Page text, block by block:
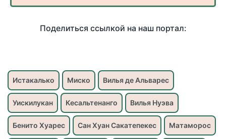
Поделиться ссылкой на наш портал:
Истакалько Миско Вилья де Альварес
Уискилукан Кесальтенанго Вилья Нуэва
Бенито Хуарес Сан Хуан Сакатепекес Матаморос